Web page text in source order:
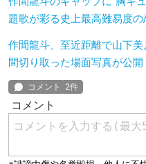
題歌が彩る史上最高難易度の
作間龍斗、至近距離で山下
間切り取った場面写真が公開